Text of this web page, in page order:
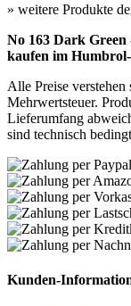
» weitere Produkte
No 163 Dark
kaufen im
Alle Preise
Mehrwertsteuer.
Lieferumfang
sind technisch
Kunden-